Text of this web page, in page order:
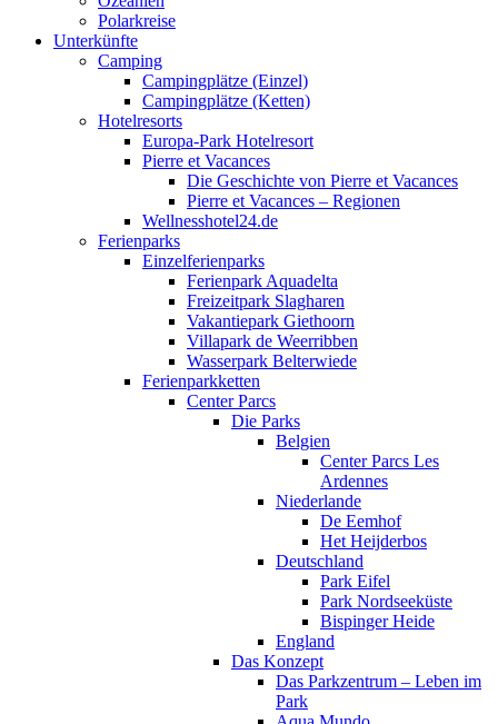
Polarkreise
Unterkünfte
Camping
Campingplätze (Einzel)
Campingplätze (Ketten)
Hotelresorts
Europa-Park Hotelresort
Pierre et Vacances
Die Geschichte von Pierre et Vacances
Pierre et Vacances – Regionen
Wellnesshotel24.de
Ferienparks
Einzelferienparks
Ferienpark Aquadelta
Freizeitpark Slagharen
Vakantiepark Giethoorn
Villapark de Weerribben
Wasserpark Belterwiede
Ferienparkketten
Center Parcs
Die Parks
Belgien
Center Parcs Les
Ardennes
Niederlande
De Eemhof
Het Heijderbos
Deutschland
Park Eifel
Park Nordseeküste
Bispinger Heide
England
Das Konzept
Das Parkzentrum – Leben im
Park